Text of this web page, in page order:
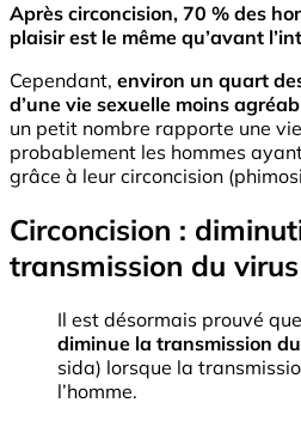
Après circoncision, 70 % des
plaisir est le même qu’avant
Cependant, environ un quart
d’une vie sexuelle moins
un petit nombre rapporte une
probablement les hommes
grâce à leur circoncision
Circoncision :
transmission du
Il est désormais prouvé que
diminue la transmission
sida) lorsque la
l’homme.